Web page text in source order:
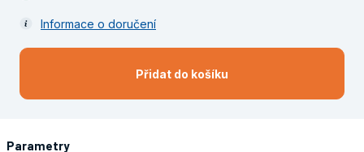
Informace o doručení
Přidat do košíku
Parametry